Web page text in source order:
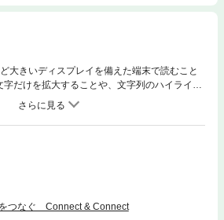
大きいディスプレイを備えた端末で読むこと
だけを拡大することや、文字列のハイライ
用などの機能が使用できません。2024年4月実
状コアカリキュラム」対応のテキスト新シリー
に学べるよう「障害児教育の歴史・思想・制
制度」「インクルーシブ教育システム」の3
つなぐ Connect & Connect